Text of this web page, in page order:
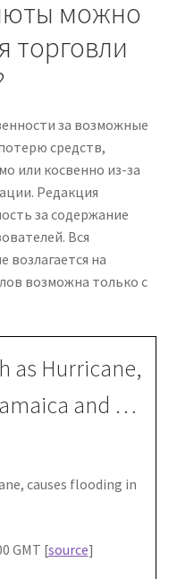
можно
торговли
за возможные
средств,
или косвенно из-за
Редакция
за содержание
Вся
возлагается на
возможна только с
as Hurricane,
and …
causes flooding in
GMT [source]